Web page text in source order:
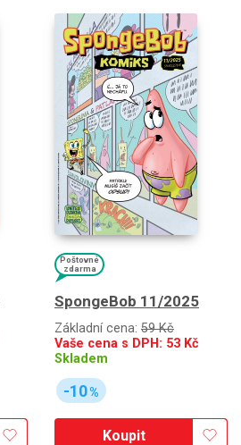
Poštovné
zdarma
SpongeBob 11/2025
Základní cena: 59 Kč
Vaše cena s DPH: 53 Kč
Skladem
-10%
Koupit